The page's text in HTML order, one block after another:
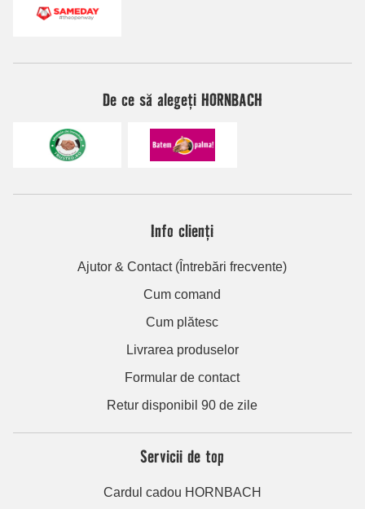
De ce să alegeți HORNBACH
Info clienți
Ajutor & Contact (Întrebări frecvente)
Cum comand
Cum plătesc
Livrarea produselor
Formular de contact
Retur disponibil 90 de zile
Servicii de top
Cardul cadou HORNBACH